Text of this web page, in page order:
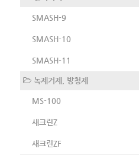
SMASH-9
SMASH-10
SMASH-11
녹제거제, 방청제
MS-100
새크린Z
새크린ZF